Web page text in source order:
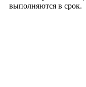
выполняются в срок.